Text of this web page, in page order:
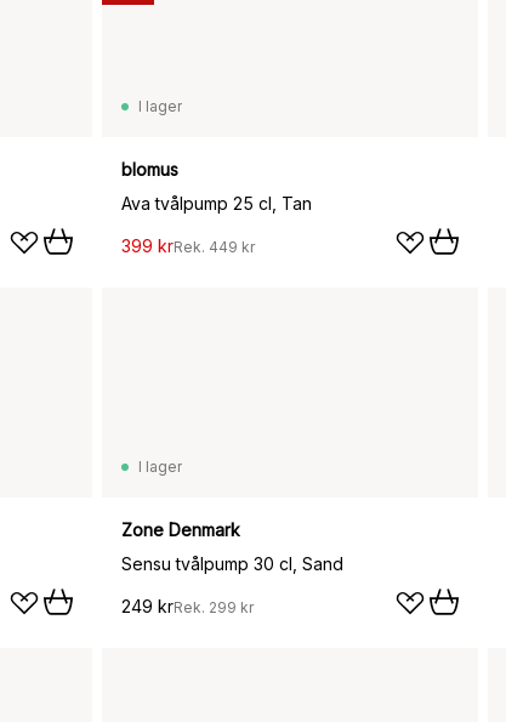
I lager
blomus
Ava tvålpump 25 cl, Tan
399 krRek. 449 kr
I lager
Zone Denmark
Sensu tvålpump 30 cl, Sand
249 krRek. 299 kr